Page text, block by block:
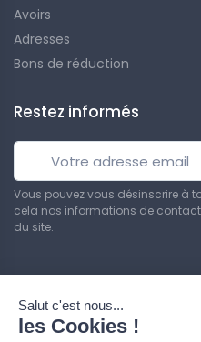
Avoirs
Adresses
Bons de réduction
Restez informés
Vous pouvez vous désinscrire à
cela nos informations de
du site.
© Tous droits réservés.